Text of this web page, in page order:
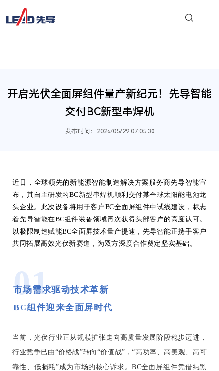
开启光伏全面屏组件量产新纪元！先导智能
交付BC新型串焊机
发布时间：2026/05/29 07:05:30
近日，全球领先的新能源智能制造解决方案服务商先导智能宣
布 ，其自主研发的BC新型串焊机顺利交付某全球太阳能电池龙
头企业。此次设备将用 于客户BC全面屏组件中试线建设，标志
着先导智能在BC组件装备领域再次获得头部客户的高度认可。
以极限制造赋能BC全面屏技术量产提速， 先导智能正携手客户
共同拓展高效光伏新赛道，为双方深度合作奠定坚实基础。
01
市场需求驱动技术革新
BC组件迎来全面屏时代
当前，光伏行业正从规模扩张走向高质量发展阶段稳步迈进，
行业竞争已由“价格战”转向“价值战”，“高功率、高美观、高可
靠性、低损耗”成为市场的核心诉求。BC全面屏组件凭借纯黑